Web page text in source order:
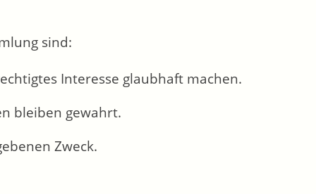
sind:
Interesse glaubhaft machen.
bleiben gewahrt.
Zweck.